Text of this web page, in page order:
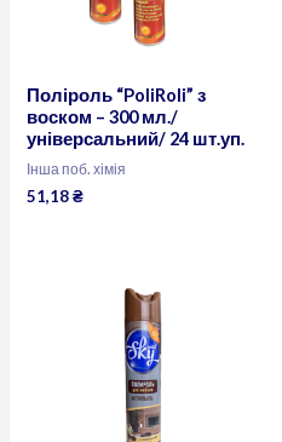
Поліроль “PoliRoli” з
воском – 300 мл./
універсальний/ 24 шт.уп.
Інша поб. хімія
51,18₴